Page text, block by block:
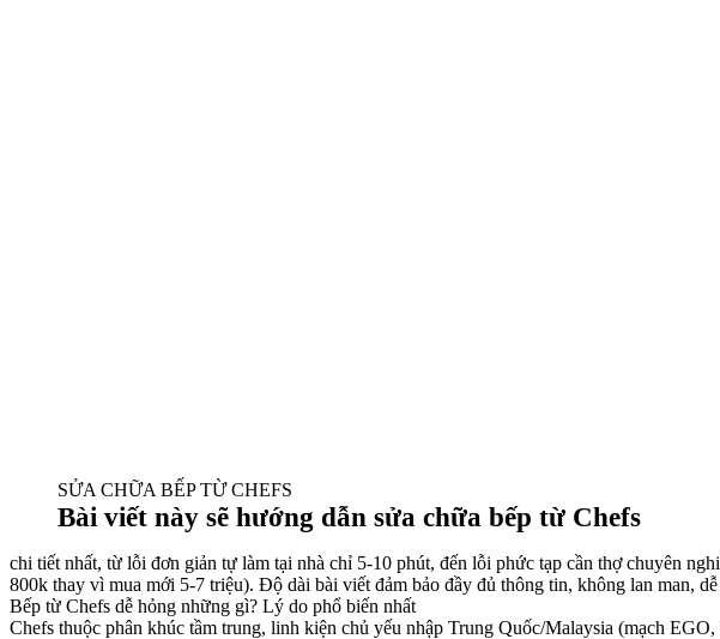
SỬA CHỮA BẾP TỪ CHEFS
Bài viết này sẽ hướng dẫn sửa chữa bếp từ Chefs
chi tiết nhất, từ lỗi đơn giản tự làm tại nhà chỉ 5-10 phút, đến lỗi phức tạp cần thợ chuyên
800k thay vì mua mới 5-7 triệu). Độ dài bài viết đảm bảo đầy đủ thông tin, không lan man,
Bếp từ Chefs dễ hỏng những gì? Lý do phổ biến nhất
Chefs thuộc phân khúc tầm trung, linh kiện chủ yếu nhập Trung Quốc/Malaysia (mạch